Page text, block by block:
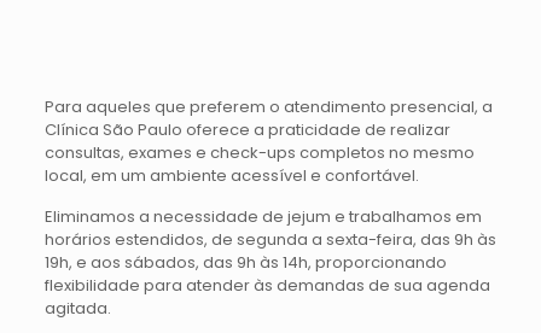
Para aqueles que preferem o atendimento presencial, a
Clínica São Paulo oferece a praticidade de realizar
consultas, exames e check-ups completos no mesmo
local, em um ambiente acessível e confortável.
Eliminamos a necessidade de jejum e trabalhamos em
horários estendidos, de segunda a sexta-feira, das 9h às
19h, e aos sábados, das 9h às 14h, proporcionando
flexibilidade para atender às demandas de sua agenda
agitada.